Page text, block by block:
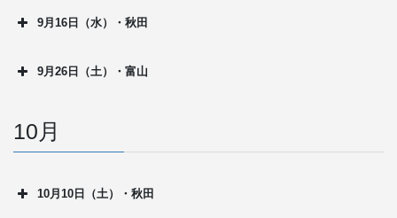
9月16日（水）・秋田
9月26日（土）・富山
10月
10月10日（土）・秋田